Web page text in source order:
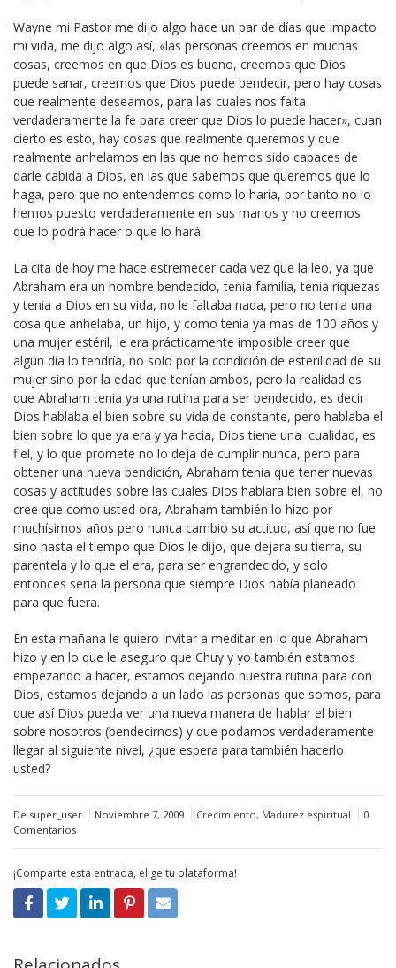
Wayne mi Pastor me dijo algo hace un par de días que impacto
mi vida, me dijo algo así, «las personas creemos en muchas
cosas, creemos en que Dios es bueno, creemos que Dios
puede sanar, creemos que Dios puede bendecir, pero hay cosas
que realmente deseamos, para las cuales nos falta
verdaderamente la fe para creer que Dios lo puede hacer», cuan
cierto es esto, hay cosas que realmente queremos y que
realmente anhelamos en las que no hemos sido capaces de
darle cabida a Dios, en las que sabemos que queremos que lo
haga, pero que no entendemos como lo haría, por tanto no lo
hemos puesto verdaderamente en sus manos y no creemos
que lo podrá hacer o que lo hará.
La cita de hoy me hace estremecer cada vez que la leo, ya que
Abraham era un hombre bendecido, tenia familia, tenia riquezas
y tenia a Dios en su vida, no le faltaba nada, pero no tenia una
cosa que anhelaba, un hijo, y como tenia ya mas de 100 años y
una mujer estéril, le era prácticamente imposible creer que
algún día lo tendría, no solo por la condición de esterilidad de su
mujer sino por la edad que tenían ambos, pero la realidad es
que Abraham tenia ya una rutina para ser bendecido, es decir
Dios hablaba el bien sobre su vida de constante, pero hablaba el
bien sobre lo que ya era y ya hacia, Dios tiene una cualidad, es
fiel, y lo que promete no lo deja de cumplir nunca, pero para
obtener una nueva bendición, Abraham tenia que tener nuevas
cosas y actitudes sobre las cuales Dios hablara bien sobre el, no
cree que como usted ora, Abraham también lo hizo por
muchísimos años pero nunca cambio su actitud, así que no fue
sino hasta el tiempo que Dios le dijo, que dejara su tierra, su
parentela y lo que el era, para ser engrandecido, y solo
entonces seria la persona que siempre Dios había planeado
para que fuera.
En esta mañana le quiero invitar a meditar en lo que Abraham
hizo y en lo que le aseguro que Chuy y yo también estamos
empezando a hacer, estamos dejando nuestra rutina para con
Dios, estamos dejando a un lado las personas que somos, para
que así Dios pueda ver una nueva manera de hablar el bien
sobre nosotros (bendecirnos) y que podamos verdaderamente
llegar al siguiente nivel, ¿que espera para también hacerlo
usted?
De super_user Noviembre 7, 2009 Crecimiento, Madurez espiritual
0
Comentarios
¡Comparte esta entrada, elige tu plataforma!